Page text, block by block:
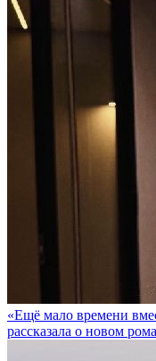
«Ещё мало времени
рассказала о новом